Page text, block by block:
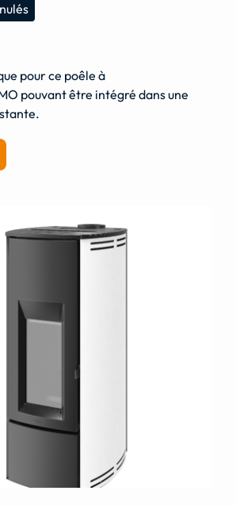
pour ce poêle à
pouvant être intégré dans une